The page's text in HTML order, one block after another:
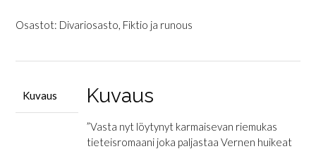
1900-
Osastot: Divariosasto, Fiktio ja runous
Kuvaus Kuvaus
”Vasta nyt löytynyt karmaisevan riemukas
tieteisromaani joka paljastaa Vernen huikeat